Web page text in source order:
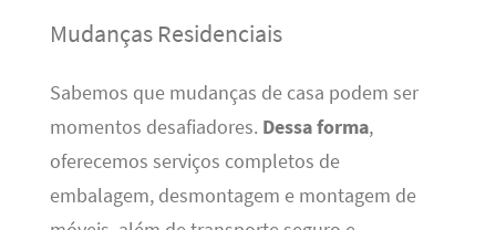
Mudanças Residenciais
Sabemos que mudanças de casa podem ser
momentos desafiadores. Dessa forma,
oferecemos serviços completos de
embalagem, desmontagem e montagem de